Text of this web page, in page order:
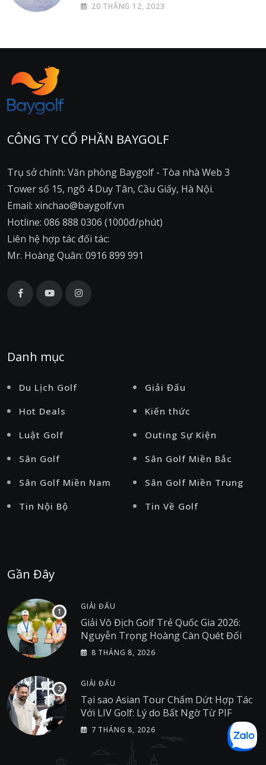
20 THÁNG 12, 2023
CÔNG TY CỔ PHẦN BAYGOLF
Trụ sở chính: Văn phòng Baygolf - Tòa nhà Web 3
Tower số 15, ngõ 4 Duy Tân, Cầu Giấy, Hà Nội.
Email: xinchao@baygolf.vn
Hotline: 086 888 0306 (1000đ/phút)
Liên hệ hợp tác đối tác:
Mr. Hoàng Quân: 0916 899 991
Danh mục
Du Lịch Golf
Giải Đấu
Hot Deals
Kiến thức
Luật Golf
Outing Sự Kiện
Sân Golf
Sân Golf Miền Bắc
Sân Golf Miền Nam
Sân Golf Miền Trung
Tin Nội Bộ
Tin Về Golf
Gần Đây
GIẢI ĐẤU
Giải Vô Địch Golf Trẻ Quốc Gia 2026:
Nguyễn Trọng Hoàng Càn Quét Đối
Thủ Tại Giải Golf Việt Nam
8 THÁNG 8, 2026
GIẢI ĐẤU
Tại sao Asian Tour Chấm Dứt Hợp Tác
Với LIV Golf: Lý do Bất Ngờ Từ PIF
7 THÁNG 8, 2026